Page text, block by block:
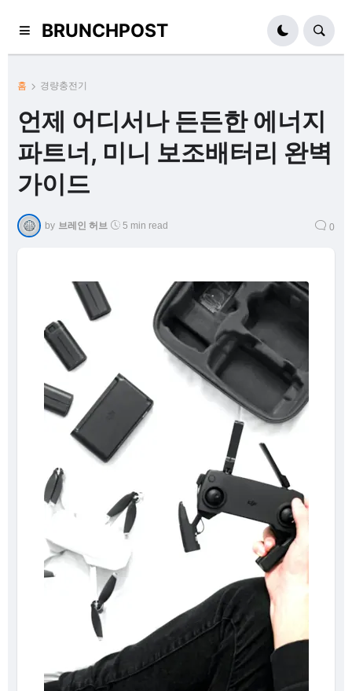
BRUNCHPOST
홈 경량충전기
언제 어디서나 든든한 에너지
파트너, 미니 보조배터리 완벽
가이드
by 브레인 허브 5 min read 0